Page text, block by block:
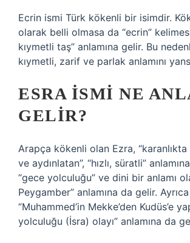
Ecrin ismi Türk kökenli bir isimdir.
olarak belli olmasa da “ecrin”
kıymetli taş” anlamına gelir. Bu
kıymetli, zarif ve parlak anlamını
ESRA ISMI NE
GELIR?
Arapça kökenli olan Ezra,
ve aydınlatan”, “hızlı, süratli”
“gece yolculuğu” ve dini bir anlamı
Peygamber” anlamına da gelir. Ayrıca
“Muhammed’in Mekke’den Kudüs’e
yolculuğu (İsra) olayı” anlamına da